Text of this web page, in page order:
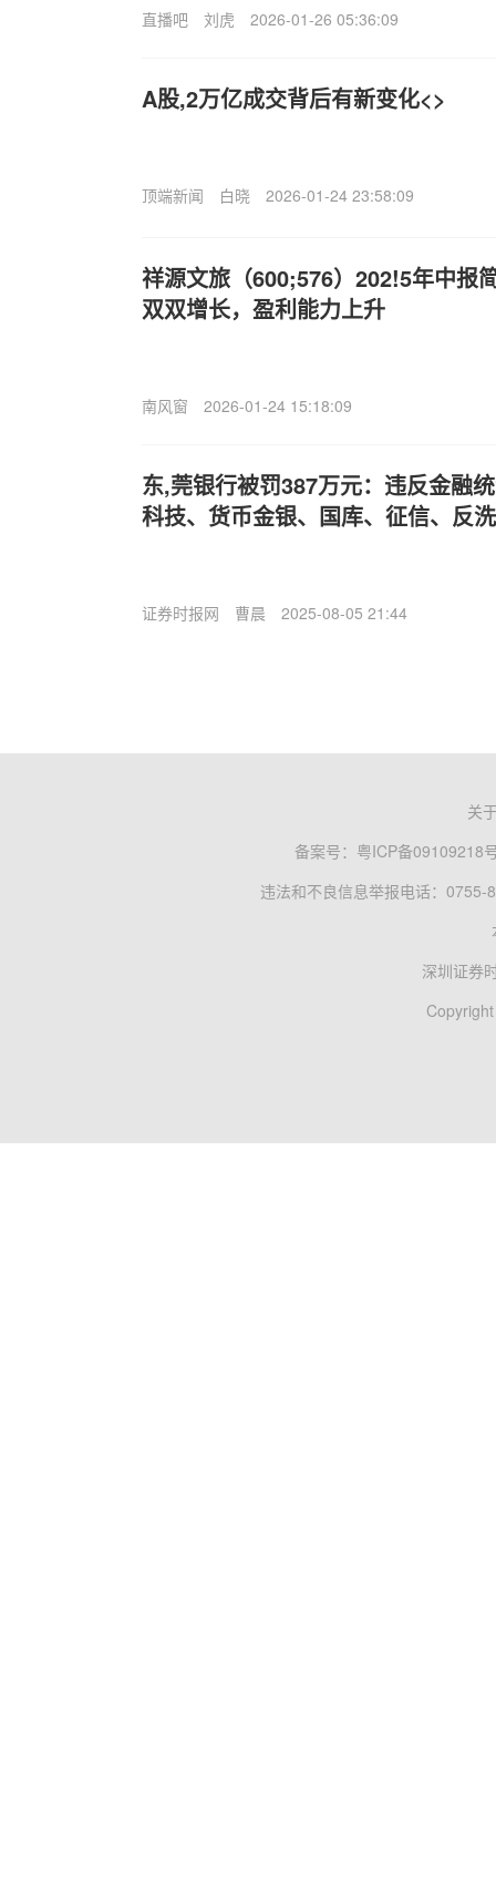
直播吧 刘虎 2026-01-26 05:36:09
A股,2万亿成交背后有新变化<>
顶端新闻 白晓 2026-01-24 23:58:09
祥源文旅（600;576）202!5年中报
双双增长，盈利能力上升
南风窗 2026-01-24 15:18:09
东,莞银行被罚387万元：违反金融
科技、货币金银、国库、征信、反
证券时报网 曹晨 2025-08-05 21:44
关
备案号： 粤ICP备09109218
违法和不良信息举报电话：0755-
深圳证券